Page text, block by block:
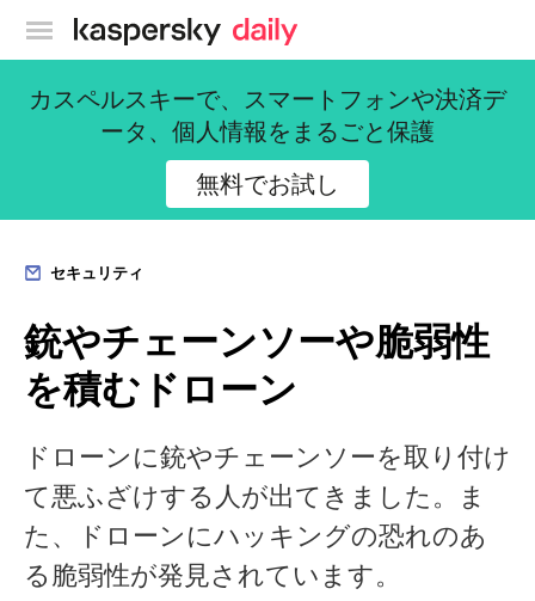
カスペルスキー公式ブログ
カスペルスキーで、スマートフォンや決済デ
ータ、個人情報をまるごと保護
無料でお試し
セキュリティ
銃やチェーンソーや脆弱性
を積むドローン
ドローンに銃やチェーンソーを取り付け
て悪ふざけする人が出てきました。ま
た、ドローンにハッキングの恐れのあ
る脆弱性が発見されています。